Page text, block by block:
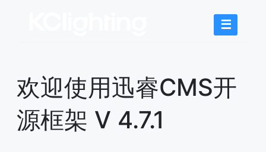
☰
欢迎使用迅睿CMS开
源框架 V 4.7.1